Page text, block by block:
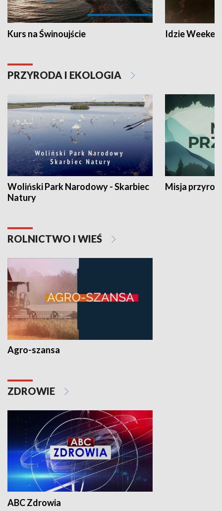
Kurs na Świnoujście Idzie
PRZYRODA I EKOLOGIA
Woliński Park Narodowy - Skarbiec
Natury
Misja
ROLNICTWO I WIEŚ
Agro-szansa
ZDROWIE
ABC Zdrowia